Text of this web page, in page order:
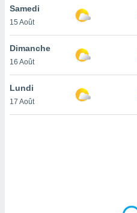
en
de
Samedi
15 Août
Dimanche
16 Août
Lundi
17 Août